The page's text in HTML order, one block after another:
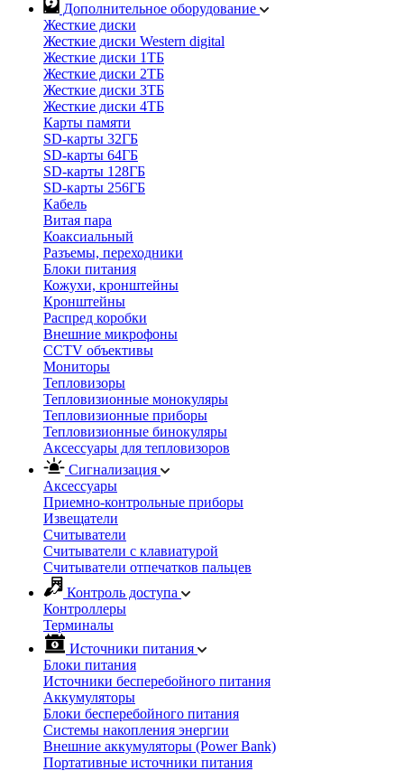
Дополнительное оборудование
Жесткие диски
Жесткие диски Western digital
Жесткие диски 1ТБ
Жесткие диски 2ТБ
Жесткие диски 3ТБ
Жесткие диски 4ТБ
Карты памяти
SD-карты 32ГБ
SD-карты 64ГБ
SD-карты 128ГБ
SD-карты 256ГБ
Кабель
Витая пара
Коаксиальный
Разъемы, переходники
Блоки питания
Кожухи, кронштейны
Кронштейны
Распред коробки
Внешние микрофоны
CCTV объективы
Мониторы
Тепловизоры
Тепловизионные монокуляры
Тепловизионные приборы
Тепловизионные бинокуляры
Аксессуары для тепловизоров
Сигнализация
Аксессуары
Приемно-контрольные приборы
Извещатели
Считыватели
Cчитыватели с клавиатурой
Cчитыватели отпечатков пальцев
Контроль доступа
Контроллеры
Терминалы
Источники питания
Блоки питания
Источники бесперебойного питания
Аккумуляторы
Блоки бесперебойного питания
Системы накопления энергии
Внешние аккумуляторы (Power Bank)
Портативные источники питания